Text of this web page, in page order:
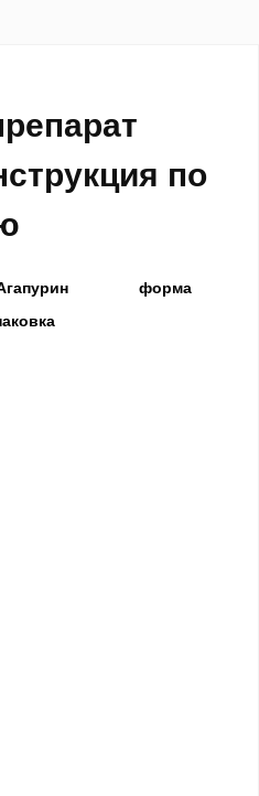
по
форма